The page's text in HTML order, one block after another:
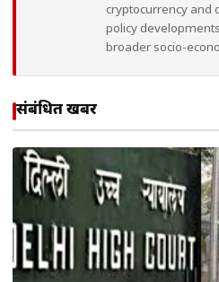
cryptocurrency and
policy
broader socio-
संबंधित खबरें